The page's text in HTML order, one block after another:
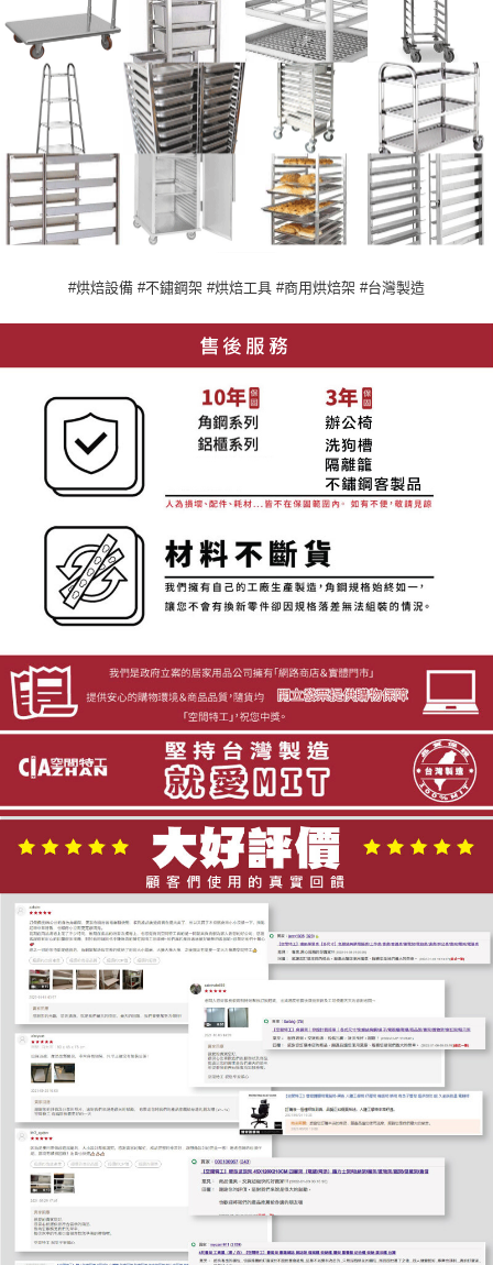
#烘焙設備 #不鏽鋼架 #烘焙工具 #商用烘焙架 #台灣製造